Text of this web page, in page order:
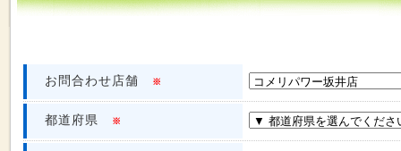
お問合わせ店舗 ※
都道府県 ※